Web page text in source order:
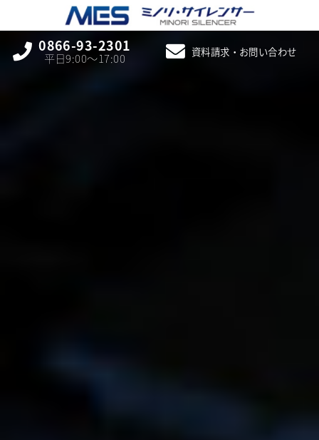
0866-93-2301
平日9:00〜17:00 資料請求・お問い合わせ